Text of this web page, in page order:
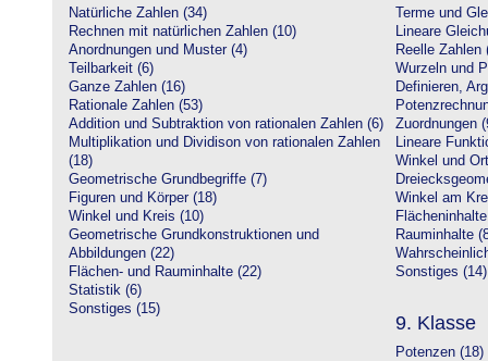
Natürliche Zahlen (34)
Rechnen mit natürlichen Zahlen (10)
Anordnungen und Muster (4)
Teilbarkeit (6)
Ganze Zahlen (16)
Rationale Zahlen (53)
Addition und Subtraktion von rationalen Zahlen (6)
Multiplikation und Dividison von rationalen Zahlen
(18)
Geometrische Grundbegriffe (7)
Figuren und Körper (18)
Winkel und Kreis (10)
Geometrische Grundkonstruktionen und
Abbildungen (22)
Flächen- und Rauminhalte (22)
Statistik (6)
Sonstiges (15)
Terme und
Lineare
Reelle Zahlen
Wurzeln und
Definieren,
Zuordnungen
Lineare
Winkel und
Winkel am
Rauminhalte
Sonstiges (14)
9. Klasse
Potenzen (18)